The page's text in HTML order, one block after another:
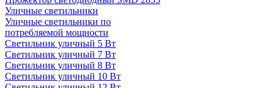
Уличные светильники
Уличные светильники по
потребляемой мощности
Светильник уличный 5 Вт
Светильник уличный 7 Вт
Светильник уличный 8 Вт
Светильник уличный 10 Вт